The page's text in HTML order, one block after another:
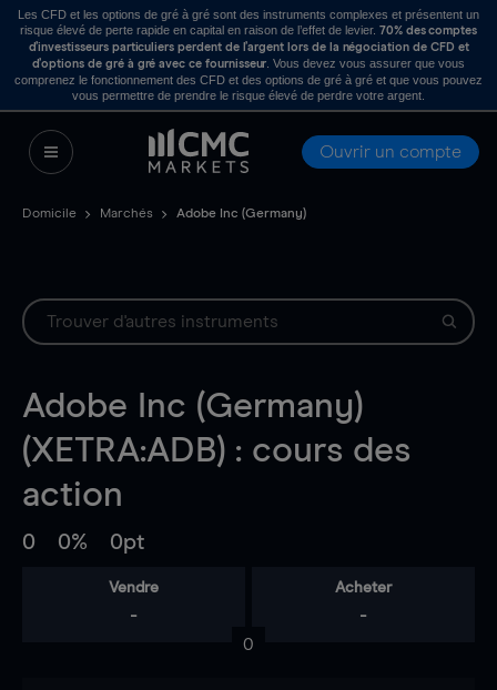
Les CFD et les options de gré à gré sont des instruments complexes et présentent un
risque élevé de perte rapide en capital en raison de l’effet de levier. 70% des comptes
d’investisseurs particuliers perdent de l’argent lors de la négociation de CFD et
d’options de gré à gré avec ce fournisseur . Vous devez vous assurer que vous
comprenez le fonctionnement des CFD et des options de gré à gré et que vous pouvez
vous permettre de prendre le risque élevé de perdre votre argent.
Ouvrir un compte
Domicile Marchés Adobe Inc (Germany)
Adobe Inc (Germany)
(XETRA:ADB) : cours des
action
0 0% 0pt
Vendre
-
Acheter
-
0